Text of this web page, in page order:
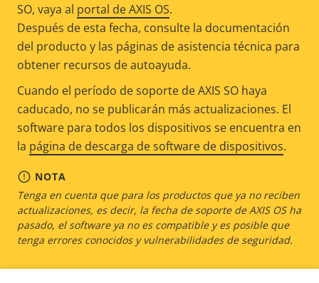
SO, vaya al portal de AXIS OS.
Después de esta fecha, consulte la documentación
del producto y las páginas de asistencia técnica para
obtener recursos de autoayuda.
Cuando el período de soporte de AXIS SO haya
caducado, no se publicarán más actualizaciones. El
software para todos los dispositivos se encuentra en
la página de descarga de software de dispositivos.
NOTA
Tenga en cuenta que para los productos que ya no reciben
actualizaciones, es decir, la fecha de soporte de AXIS OS ha
pasado, el software ya no es compatible y es posible que
tenga errores conocidos y vulnerabilidades de seguridad.